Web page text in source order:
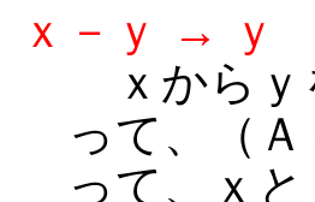
ｘ－ｙ → ｙ
ｘからｙ
って、（
って、ｘ